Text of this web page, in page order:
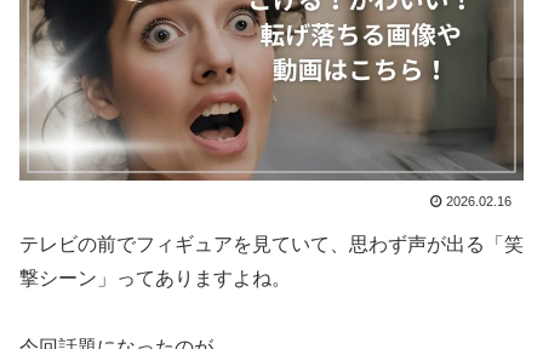
2026.02.16
テレビの前でフィギュアを見ていて、思わず声が出る「笑
撃シーン」ってありますよね。